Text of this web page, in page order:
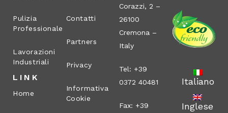
Pulizia
Professionale
Lavorazioni
Industriali
LINK
Home
Contatti
Partners
Privacy
Informativa
Cookie
Corazzi, 2 –
26100
Cremona –
Italy
Tel: +39
0372 40481
Fax: +39
Italiano
Inglese